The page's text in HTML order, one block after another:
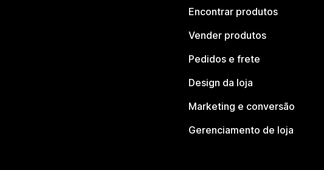
Encontrar produtos
Vender produtos
Pedidos e frete
Design da loja
Marketing e conversão
Gerenciamento de loja